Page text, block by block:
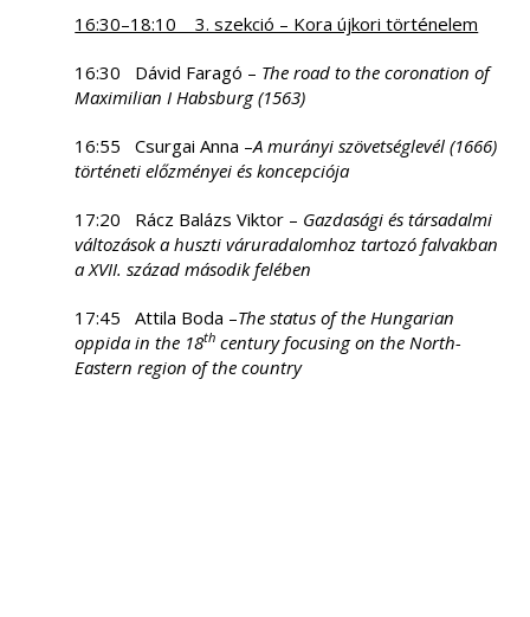
16:30–18:10 3. szekció – Kora újkori történelem
16:30 Dávid Faragó – The road to the coronation of
Maximilian I Habsburg (1563)
16:55 Csurgai Anna –A murányi szövetséglevél (1666)
történeti előzményei és koncepciója
17:20 Rácz Balázs Viktor – Gazdasági és társadalmi
változások a huszti váruradalomhoz tartozó falvakban
a XVII. század második felében
17:45 Attila Boda –The status of the Hungarian
oppida in the 18th century focusing on the North-
Eastern region of the country